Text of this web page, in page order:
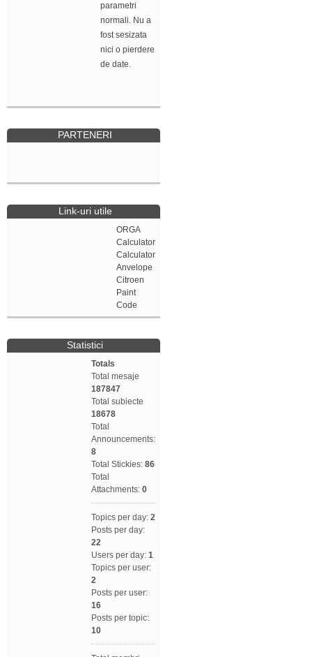
parametri
normali. Nu a
fost sesizata
nici o pierdere
de date.
PARTENERI
Link-uri utile
ORGA
Calculator
Calculator
Anvelope
Citroen
Paint
Code
Statistici
Totals
Total mesaje
187847
Total subiecte
18678
Total
Announcements:
8
Total Stickies: 86
Total
Attachments: 0
Topics per day: 2
Posts per day:
22
Users per day: 1
Topics per user:
2
Posts per user:
16
Posts per topic:
10